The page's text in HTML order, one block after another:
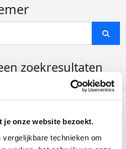
je onze website bezoekt.
technieken om
zoekresultaten